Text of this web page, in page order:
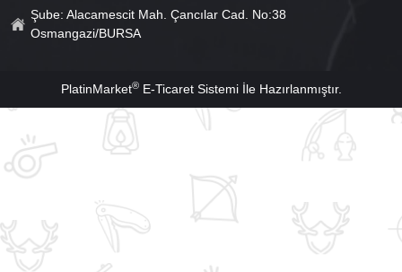
Şube: Alacamescit Mah. Çancılar Cad. No:38
Osmangazi/BURSA
PlatinMarket®E-Ticaret Sistemiİle Hazırlanmıştır.